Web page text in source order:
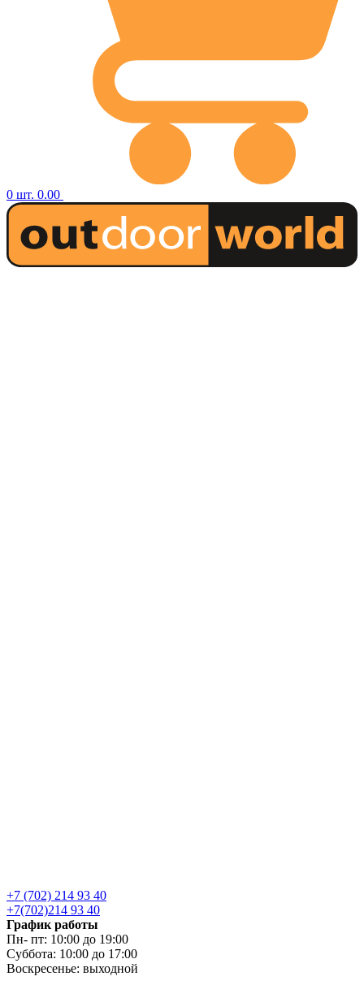
0 шт. 0.00
+7 (702) 214 93 40
+7(702)214 93 40
График работы
Пн- пт: 10:00 до 19:00
Суббота: 10:00 до 17:00
Воскресенье: выходной